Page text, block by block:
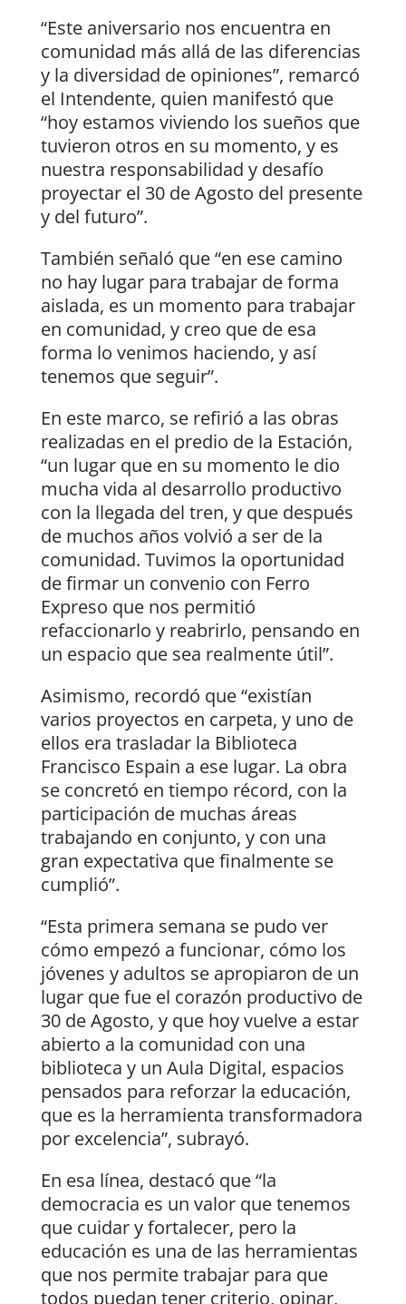
“Este aniversario nos encuentra en
comunidad más allá de las diferencias
y la diversidad de opiniones”, remarcó
el Intendente, quien manifestó que
“hoy estamos viviendo los sueños que
tuvieron otros en su momento, y es
nuestra responsabilidad y desafío
proyectar el 30 de Agosto del presente
y del futuro”.
También señaló que “en ese camino
no hay lugar para trabajar de forma
aislada, es un momento para trabajar
en comunidad, y creo que de esa
forma lo venimos haciendo, y así
tenemos que seguir”.
En este marco, se refirió a las obras
realizadas en el predio de la Estación,
“un lugar que en su momento le dio
mucha vida al desarrollo productivo
con la llegada del tren, y que después
de muchos años volvió a ser de la
comunidad. Tuvimos la oportunidad
de firmar un convenio con Ferro
Expreso que nos permitió
refaccionarlo y reabrirlo, pensando en
un espacio que sea realmente útil”.
Asimismo, recordó que “existían
varios proyectos en carpeta, y uno de
ellos era trasladar la Biblioteca
Francisco Espain a ese lugar. La obra
se concretó en tiempo récord, con la
participación de muchas áreas
trabajando en conjunto, y con una
gran expectativa que finalmente se
cumplió”.
“Esta primera semana se pudo ver
cómo empezó a funcionar, cómo los
jóvenes y adultos se apropiaron de un
lugar que fue el corazón productivo de
30 de Agosto, y que hoy vuelve a estar
abierto a la comunidad con una
biblioteca y un Aula Digital, espacios
pensados para reforzar la educación,
que es la herramienta transformadora
por excelencia”, subrayó.
En esa línea, destacó que “la
democracia es un valor que tenemos
que cuidar y fortalecer, pero la
educación es una de las herramientas
que nos permite trabajar para que
todos puedan tener criterio, opinar,